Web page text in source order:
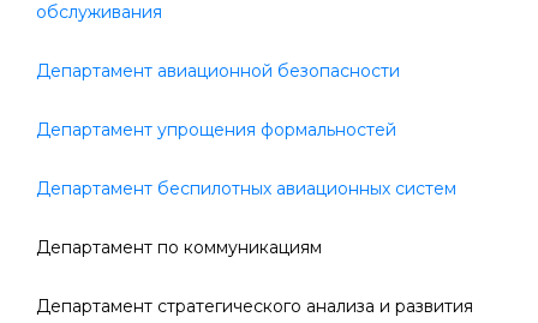
обслуживания
Департамент авиационной безопасности
Департамент упрощения формальностей
Департамент беспилотных авиационных систем
Департамент по коммуникациям
Департамент стратегического анализа и развития